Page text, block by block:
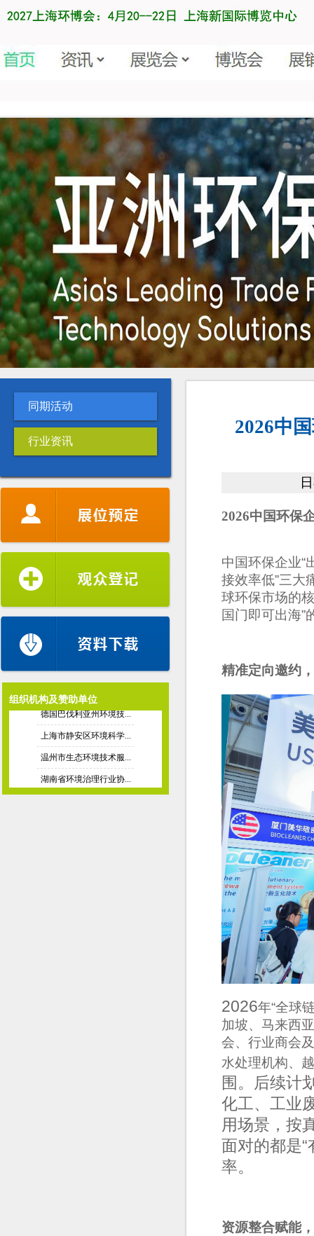
同期活动
行业资讯
组织机构及赞助单位
新加坡水协
国际固体废弃物协会
德国水工业联合协会（...
美国驻上海总领事馆商...
德国巴伐利亚州环境技...
上海市静安区环境科学...
温州市生态环境技术服...
湖南省环境治理行业协...
新加坡水协
2026中
2026中国环保
中国环保企业“
接效率低”三大
球环保市场的
国门即可出海”
精准定向邀约
2026年“全球
加坡、马来西
会、行业商会
水处理机构、
围。后续计
化工、工业
用场景，按
面对的都是“
率。
资源整合赋能